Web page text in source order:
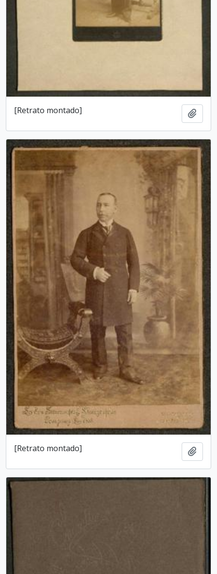
[Retrato montado]
[Retrato montado]